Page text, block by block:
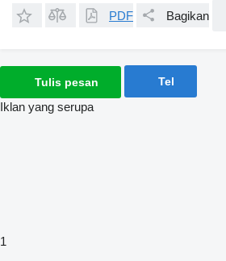
PDF Bagikan
Tulis pesan Tel
Iklan yang serupa
1